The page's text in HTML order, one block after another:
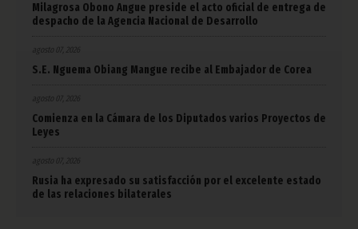
Milagrosa Obono Angue preside el acto oficial de entrega de
despacho de la Agencia Nacional de Desarrollo
agosto 07, 2026
S.E. Nguema Obiang Mangue recibe al Embajador de Corea
agosto 07, 2026
Comienza en la Cámara de los Diputados varios Proyectos de
Leyes
agosto 07, 2026
Rusia ha expresado su satisfacción por el excelente estado
de las relaciones bilaterales